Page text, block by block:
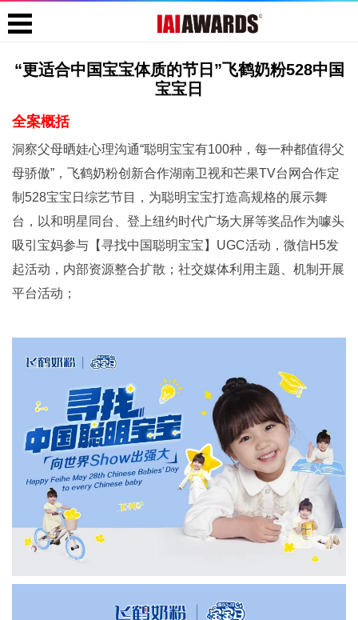
“更适合中国宝宝体质的节日”飞鹤奶粉528中国
宝宝日
全案概括
洞察父母晒娃心理沟通“聪明宝宝有100种，每一种都值得父
母骄傲”，飞鹤奶粉创新合作湖南卫视和芒果TV台网合作定
制528宝宝日综艺节目，为聪明宝宝打造高规格的展示舞
台，以和明星同台、登上纽约时代广场大屏等奖品作为噱头
吸引宝妈参与【寻找中国聪明宝宝】UGC活动，微信H5发
起活动，内部资源整合扩散；社交媒体利用主题、机制开展
平台活动；